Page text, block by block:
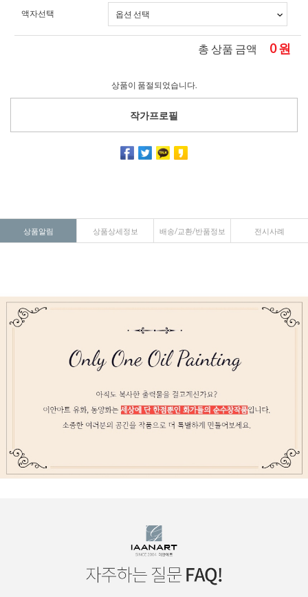
액자선택
총 상품 금액 0원
상품이 품절되었습니다.
작가프로필
상품알림 상품상세정보 배송/교환/반품정보 전시사례